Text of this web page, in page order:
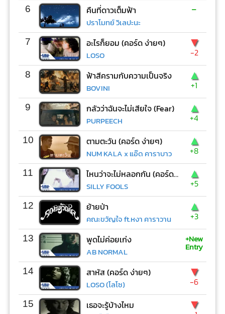
6 คืนที่ดาวเต็มฟ้า
ปราโมทย์ วิเลปะนะ
-
7 อะไรก็ยอม (คอร์ด ง่ายๆ)
LOSO
▼
-2
8 ฟ้าสีครามกับความเป็นจริง
BOVINI
▲
+1
9 กลัวว่าฉันจะไม่เสียใจ (Fear)
PURPEECH
▲
+4
10 ตามตะวัน (คอร์ด ง่ายๆ)
NUM KALA x แอ๊ด คาราบาว
▲
+8
11 ไหนว่าจะไม่หลอกกัน (คอร์ด ง่ายๆ)
SILLY FOOLS
▲
+5
12 ย้ายป่า
คณะขวัญใจ ft.หงา คาราวาน
▲
+3
13 พูดไม่ค่อยเก่ง
AB NORMAL
+New
Entry
14 สาหัส (คอร์ด ง่ายๆ)
LOSO (โลโซ)
▼
-6
15 เธอจะรู้บ้างไหม ▼